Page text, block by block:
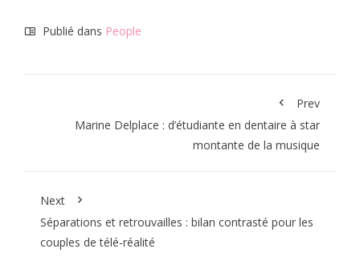
Publié dans People
Prev
Marine Delplace : d’étudiante en dentaire à star
montante de la musique
Next
Séparations et retrouvailles : bilan contrasté pour les
couples de télé-réalité